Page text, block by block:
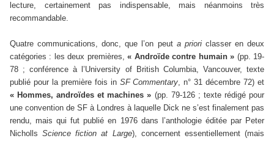
lecture, certainement pas indispensable, mais néanmoins très
recommandable.
Quatre communications, donc, que l’on peut a prioriclasser en deux
catégories : les deux premières,« Androïde contre humain » (pp. 19-
78 ; conférence à l’University of British Columbia, Vancouver, texte
publié pour la première fois in SF Commentary, n° 31 décembre 72) et
« Hommes, androïdes et machines » (pp. 79-126 ; texte rédigé pour
une convention de SF à Londres à laquelle Dick ne s’est finalement pas
rendu, mais qui fut publié en 1976 dans l’anthologie éditée par Peter
NichollsScience fiction at Large), concernent essentiellement (mais